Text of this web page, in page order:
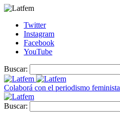
Twitter
Instagram
Facebook
YouTube
Buscar:
Colaborá con el periodismo feminista
Buscar: